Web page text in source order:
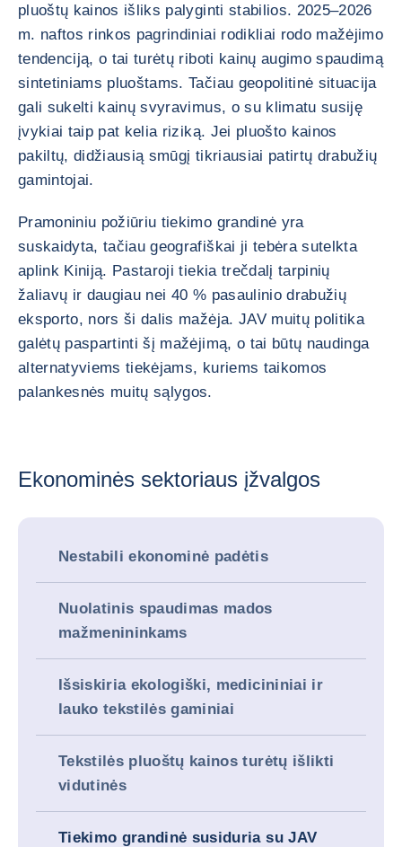
pluoštų kainos išliks palyginti stabilios. 2025–2026
m. naftos rinkos pagrindiniai rodikliai rodo mažėjimo
tendenciją, o tai turėtų riboti kainų augimo spaudimą
sintetiniams pluoštams. Tačiau geopolitinė situacija
gali sukelti kainų svyravimus, o su klimatu susiję
įvykiai taip pat kelia riziką. Jei pluošto kainos
pakiltų, didžiausią smūgį tikriausiai patirtų drabužių
gamintojai.
Pramoniniu požiūriu tiekimo grandinė yra
suskaidyta, tačiau geografiškai ji tebėra sutelkta
aplink Kiniją. Pastaroji tiekia trečdalį tarpinių
žaliavų ir daugiau nei 40 % pasaulinio drabužių
eksporto, nors ši dalis mažėja. JAV muitų politika
galėtų paspartinti šį mažėjimą, o tai būtų naudinga
alternatyviems tiekėjams, kuriems taikomos
palankesnės muitų sąlygos.
Ekonominės sektoriaus įžvalgos
Nestabili ekonominė padėtis
Nuolatinis spaudimas mados
mažmenininkams
Išsiskiria ekologiški, medicininiai ir
lauko tekstilės gaminiai
Tekstilės pluoštų kainos turėtų išlikti
vidutinės
Tiekimo grandinė susiduria su JAV